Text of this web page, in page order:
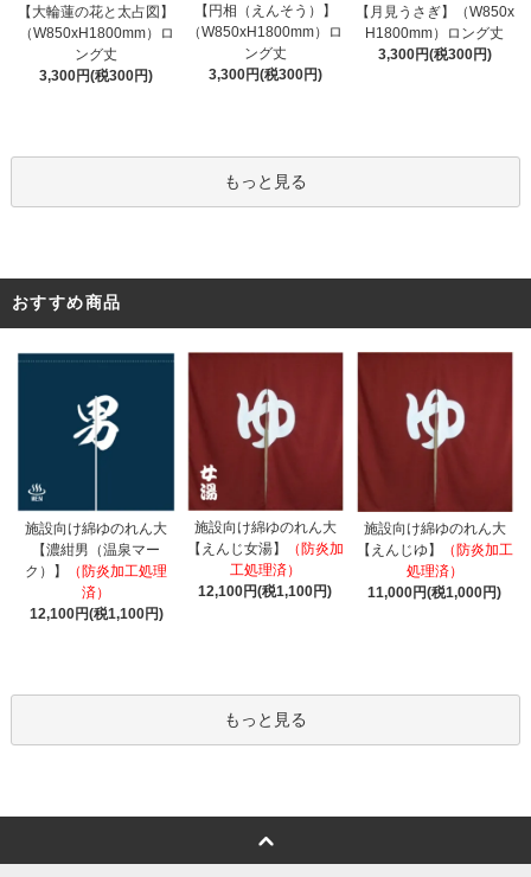
【大輪蓮の花と太占図】
（W850xH1800mm）ロ
ング丈
3,300円(税300円)
【円相（えんそう）】
（W850xH1800mm）ロ
ング丈
3,300円(税300円)
【月見うさぎ】（W850x
H1800mm）ロング丈
3,300円(税300円)
もっと見る
おすすめ商品
施設向け綿ゆのれん大
【濃紺男（温泉マー
ク）】
（防炎加工処理
済）
12,100円(税1,100円)
施設向け綿ゆのれん大
【えんじ女湯】
（防炎加
工処理済）
12,100円(税1,100円)
施設向け綿ゆのれん大
【えんじゆ】
（防炎加工
処理済）
11,000円(税1,000円)
もっと見る